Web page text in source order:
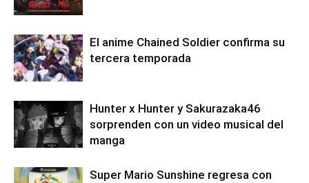
El anime Chained Soldier confirma su
tercera temporada
Hunter x Hunter y Sakurazaka46
sorprenden con un video musical del
manga
Super Mario Sunshine regresa con